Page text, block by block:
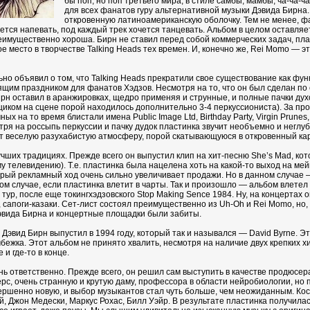
для всех фанатов гуру альтернативной музыки Дэвида
откровенную латиноамериканскую оболочку. Тем не менее,
напевать, под каждый трек хочется танцевать. Альбом в целом
хороша. Бирн не ставил перед собой коммерческих задач,
место в творчестве Talking Heads тех времен. И, конечно же, Rei Momo —
объявил о том, что Talking Heads прекратили свое существование как
праздником для фанатов Хэдзов. Несмотря на то, что он был сделан
оставил в аранжировках, щедро применяя и струнные, и полные пачки
на сцене порой находилось дополнительно 3-4 перкуссиониста). За
на то время блистали имена Public Image Ltd, Birthday Party, Virgin
на россыпь перкуссии и пачку дудок пластинка звучит необъемно и
разухабистую атмосферу, порой скатывающуюся в откровенный
традициях. Прежде всего он выпустил клип на хит-песню She’s Mad,
Т.е. пластинка была нацелена хоть на какой-то выход на
рекламный ход очень сильно увеличивает продажи. Но в данном
случае, если пластинка влетит в чарты. Так и произошло — альбом
после еще токингхэдзовского Stop Making Sence 1984. Ну, на
казаки. Сет-лист состоял преимущественно из Uh-Oh и Rei Momo,
Бирна и концертные площадки были забиты.
Бирн выпустил в 1994 году, который так и назывался — David Byrne.
Этот альбом не принято хвалить, несмотря на наличие двух крепких
и где-то в конце.
ответственно. Прежде всего, он решил сам выступить в качестве
очень странную и крутую даму, профессора в области нейробиологии, но
новую, и выбор музыкантов стал чуть больше, чем неожиданным.
Джон Медески, Маркус Рохас, Билл Уэйр. В результате пластинка